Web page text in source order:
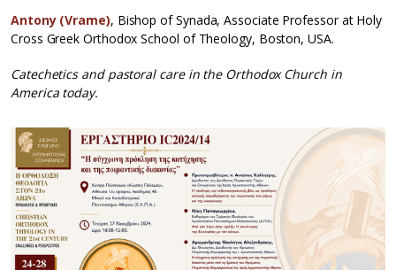
Antony (Vrame), Bishop of Synada, Associate Professor at Holy
Cross Greek Orthodox School of Theology, Boston, USA.
Catechetics and pastoral care in the Orthodox Church in
America today.